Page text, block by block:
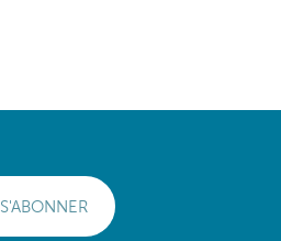
S'ABONNER